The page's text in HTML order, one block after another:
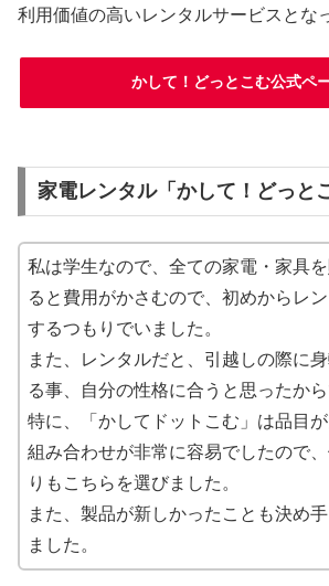
利用価値の高いレンタルサービスとな
かして！どっとこむ公式ペ
家電レンタル「かして！どっと
私は学生なので、全ての家電・家具
ると費用がかさむので、初めからレ
するつもりでいました。
また、レンタルだと、引越しの際に
る事、自分の性格に合うと思ったから
特に、「かしてドットこむ」は品目が
組み合わせが非常に容易でしたので
りもこちらを選びました。
また、製品が新しかったことも決め手
ました。